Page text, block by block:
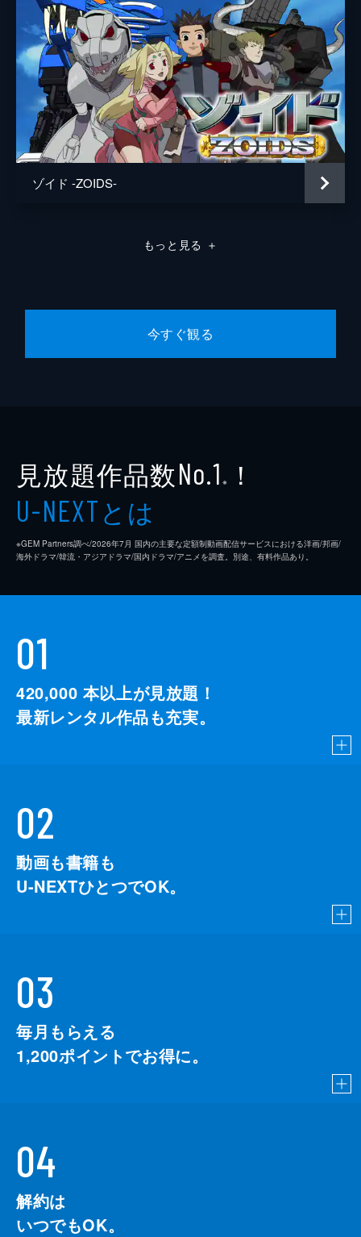
ゾイド -ZOIDS-
もっと見る ＋
今すぐ観る
見放題作品数No.1 ※ ！
U-NEXTとは
※GEM Partners調べ/2026年7⽉ 国内の主要な定額制動画配信サービスにおける洋画/邦画/
海外ドラマ/韓流・アジアドラマ/国内ドラマ/アニメを調査。別途、有料作品あり。
01
420,000 本以上が見放題！
最新レンタル作品も充実。
02
動画も書籍も
U-NEXTひとつでOK。
03
毎月もらえる
1,200ポイントでお得に。
04
解約は
いつでもOK。